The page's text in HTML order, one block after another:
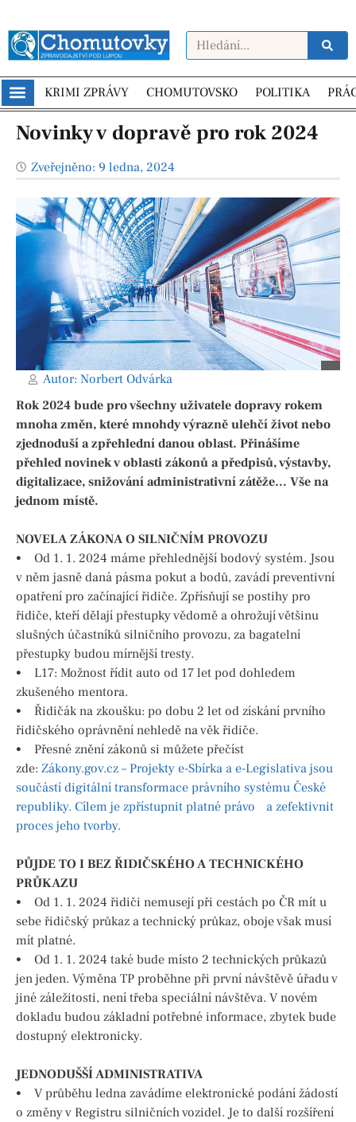
KRIMI ZPRÁVY CHOMUTOVSKO POLITIKA
Novinky v dopravě pro rok 2024
Zveřejněno: 9 ledna, 2024
Autor: Norbert Odvárka
Rok 2024 bude pro všechny uživatele dopravy rokem
mnoha změn, které mnohdy výrazně ulehčí život nebo
zjednoduší a zpřehlední danou oblast. Přinášíme
přehled novinek v oblasti zákonů a předpisů, výstavby,
digitalizace, snižování administrativní zátěže… Vše na
jednom místě.
NOVELA ZÁKONA O SILNIČNÍM PROVOZU
• Od 1. 1. 2024 máme přehlednější bodový systém. Jsou
v něm jasně daná pásma pokut a bodů, zavádí preventivní
opatření pro začínající řidiče. Zpřísňují se postihy pro
řidiče, kteří dělají přestupky vědomě a ohrožují většinu
slušných účastníků silničního provozu, za bagatelní
přestupky budou mírnější tresty.
• L17: Možnost řídit auto od 17 let pod dohledem
zkušeného mentora.
• Řidičák na zkoušku: po dobu 2 let od získání prvního
řidičského oprávnění nehledě na věk řidiče.
• Přesné znění zákonů si můžete přečíst
zde: Zákony.gov.cz – Projekty e-Sbírka a e-Legislativa jsou
součástí digitální transformace právního systému České
republiky. Cílem je zpřístupnit platné právo a zefektivnit
proces jeho tvorby.
PŮJDE TO I BEZ ŘIDIČSKÉHO A TECHNICKÉHO
PRŮKAZU
• Od 1. 1. 2024 řidiči nemusejí při cestách po ČR mít u
sebe řidičský průkaz a technický průkaz, oboje však musí
mít platné.
• Od 1. 1. 2024 také bude místo 2 technických průkazů
jen jeden. Výměna TP proběhne při první návštěvě úřadu v
jiné záležitosti, není třeba speciální návštěva. V novém
dokladu budou základní potřebné informace, zbytek bude
dostupný elektronicky.
JEDNODUŠŠÍ ADMINISTRATIVA
• V průběhu ledna zavádíme elektronické podání žádostí
o změny v Registru silničních vozidel. Je to další rozšíření